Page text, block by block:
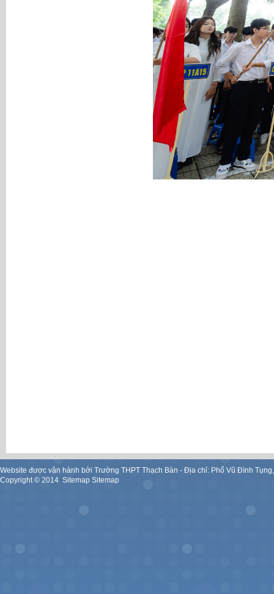
Website được vận hành bởi Trường THPT Thạch Bàn - Địa chỉ: Phố Vũ Đình
Copyright © 2014. Sitemap Sitemap